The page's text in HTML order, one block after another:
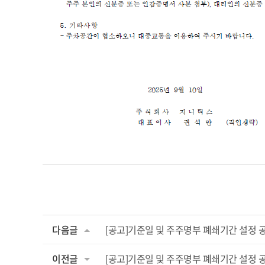
다음글 [공고]기준일 및 주주명부 폐쇄기간 설정
이전글 [공고]기준일 및 주주명부 폐쇄기간 설정